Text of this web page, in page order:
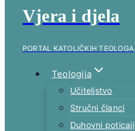
Vjera i djela
PORTAL KATOLIČKIH TEOLOGA
Teologija
Učiteljstvo
Stručni članci
Duhovni poticaji